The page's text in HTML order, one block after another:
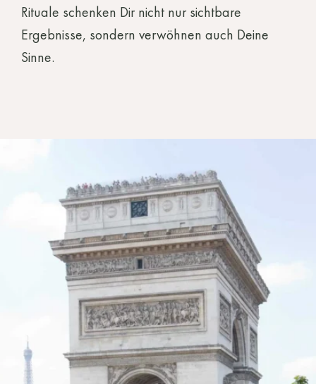
Rituale schenken Dir nicht nur sichtbare
Ergebnisse, sondern verwöhnen auch Deine
Sinne.